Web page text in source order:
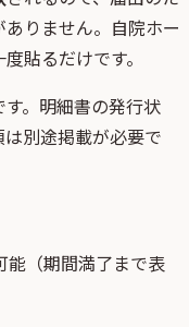
りません。自院ホー
貼るだけです。
。明細書の発行状
別途掲載が必要で
能（期間満了まで表